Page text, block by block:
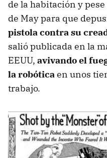
de la habitación y
de May para que
pistola contra su
salió publicada en la
EEUU, avivando el
la robóticaen unos
trabajo.